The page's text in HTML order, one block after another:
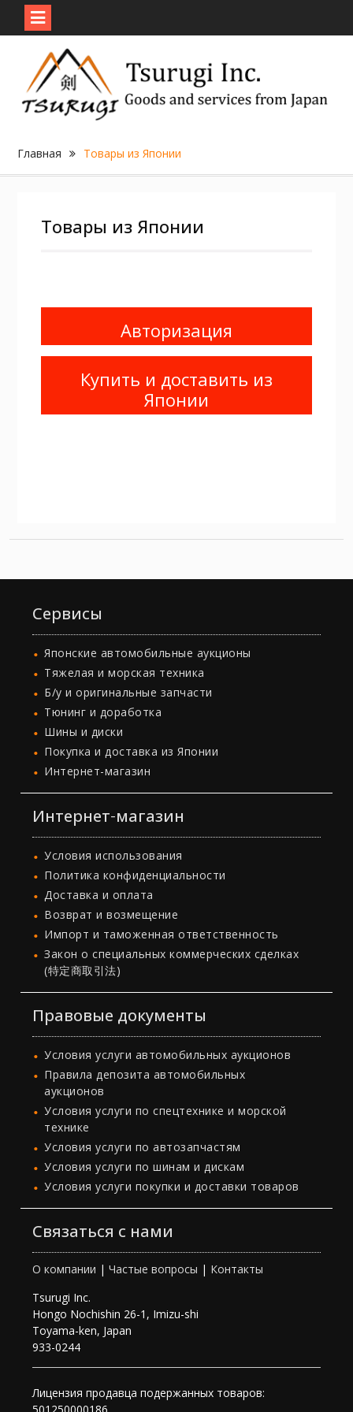
content
Главная Товары из Японии
Товары из Японии
Авторизация
Купить и доставить из
Японии
Сервисы
Японские автомобильные аукционы
Тяжелая и морская техника
Б/у и оригинальные запчасти
Тюнинг и доработка
Шины и диски
Покупка и доставка из Японии
Интернет-магазин
Интернет-магазин
Условия использования
Политика конфиденциальности
Доставка и оплата
Возврат и возмещение
Импорт и таможенная ответственность
Закон о специальных коммерческих сделках
(特定商取引法)
Правовые документы
Условия услуги автомобильных аукционов
Правила депозита автомобильных
аукционов
Условия услуги по спецтехнике и морской
технике
Условия услуги по автозапчастям
Условия услуги по шинам и дискам
Условия услуги покупки и доставки товаров
Связаться с нами
О компании |Частые вопросы | Контакты
Tsurugi Inc.
Hongo Nochishin 26-1, Imizu-shi
Toyama-ken, Japan
933-0244
Лицензия продавца подержанных товаров: